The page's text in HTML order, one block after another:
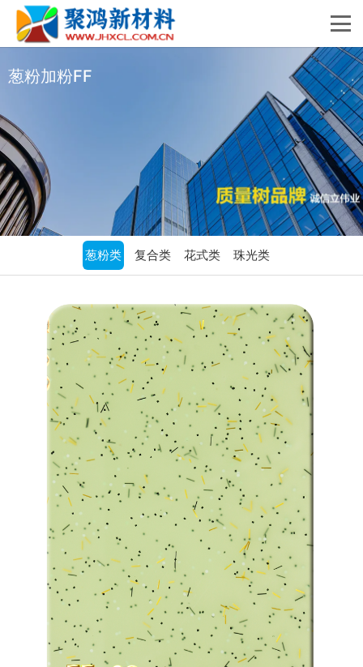
葱粉加粉FF
葱粉类 复合类 花式类 珠光类